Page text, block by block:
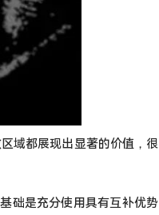
域都展现出显著的价值，很
础是充分使用具有互补优势